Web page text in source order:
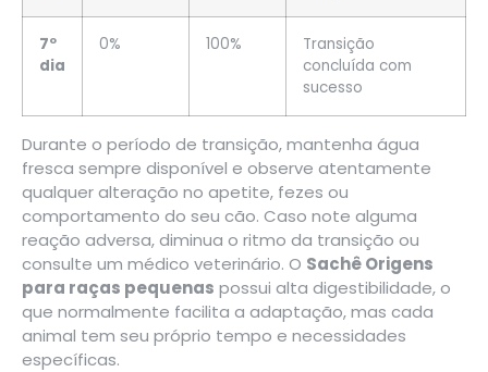
7º
dia
0% 100%
Transição
concluída com
sucesso
Durante o período de transição, mantenha água
fresca sempre disponível e observe atentamente
qualquer alteração no apetite, fezes ou
comportamento do seu cão. Caso note alguma
reação adversa, diminua o ritmo da transição ou
consulte um médico veterinário. O Sachê Origens
para raças pequenas possui alta digestibilidade, o
que normalmente facilita a adaptação, mas cada
animal tem seu próprio tempo e necessidades
específicas.